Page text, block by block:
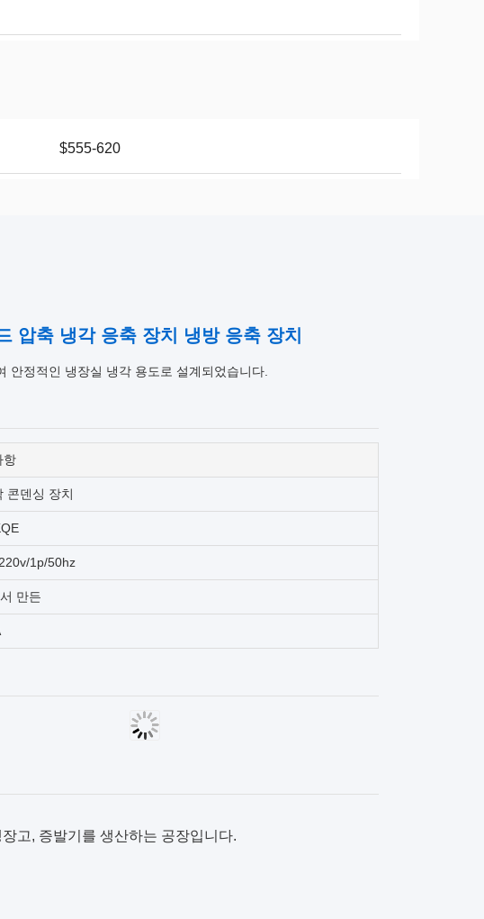
$555-620
압축 냉각 응축 장치 냉방 응축 장치
안정적인 냉장실 냉각 용도로 설계되었습니다.
항
콘덴싱 장치
1p/50hz
만든
고, 증발기를 생산하는 공장입니다.